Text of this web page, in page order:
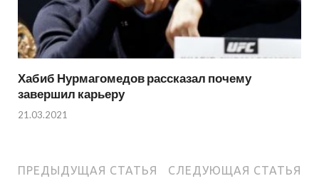
Хабиб Нурмагомедов рассказал почему
завершил карьеру
21.03.2021
ПРЕДЫДУЩАЯ СТАТЬЯ СЛЕДУЮЩАЯ СТАТЬЯ